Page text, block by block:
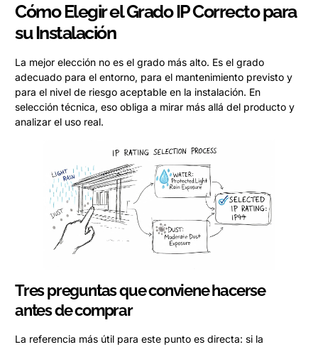
Cómo Elegir el Grado IP Correcto para
su Instalación
La mejor elección no es el grado más alto. Es el grado
adecuado para el entorno, para el mantenimiento previsto y
para el nivel de riesgo aceptable en la instalación. En
selección técnica, eso obliga a mirar más allá del producto y
analizar el uso real.
Tres preguntas que conviene hacerse
antes de comprar
La referencia más útil para este punto es directa: si la